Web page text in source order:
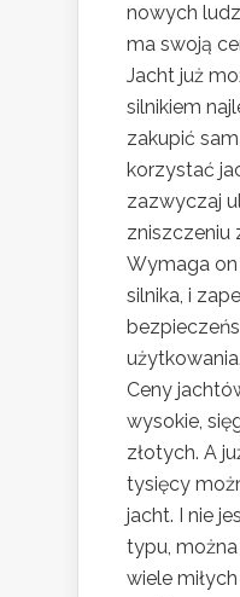
nowych
ma swoją
Jacht już
silnikiem
zakupić
korzystać
zazwyczaj
zniszczeniu
Wymaga
silnika, i
użytkowania.
Ceny
wysokie,
złotych. A
tysięcy
jacht. I nie
typu,
wiele